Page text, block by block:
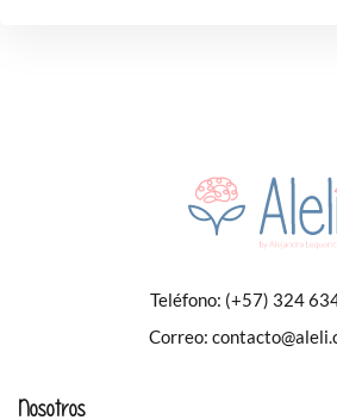
Teléfono: (+57) 324
Correo:
Nosotros